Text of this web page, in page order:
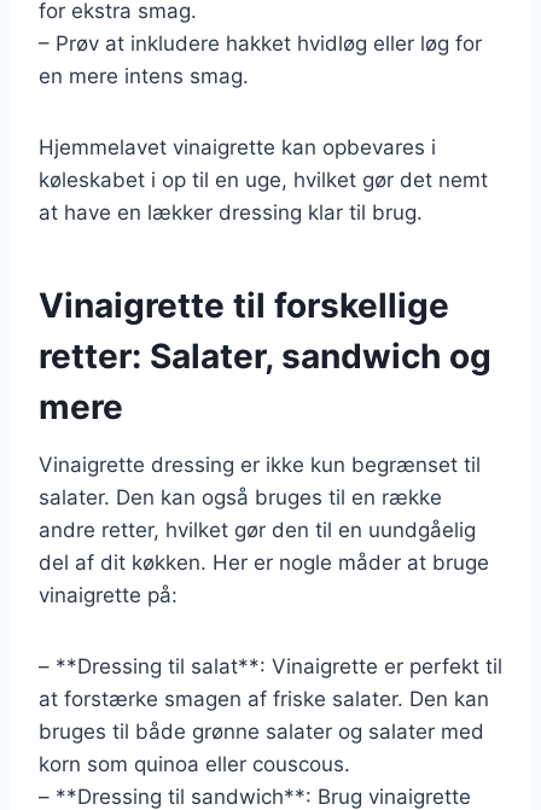
for ekstra smag.
– Prøv at inkludere hakket hvidløg eller løg for
en mere intens smag.
Hjemmelavet vinaigrette kan opbevares i
køleskabet i op til en uge, hvilket gør det nemt
at have en lækker dressing klar til brug.
Vinaigrette til forskellige
retter: Salater, sandwich og
mere
Vinaigrette dressing er ikke kun begrænset til
salater. Den kan også bruges til en række
andre retter, hvilket gør den til en uundgåelig
del af dit køkken. Her er nogle måder at bruge
vinaigrette på:
– **Dressing til salat**: Vinaigrette er perfekt til
at forstærke smagen af friske salater. Den kan
bruges til både grønne salater og salater med
korn som quinoa eller couscous.
– **Dressing til sandwich**: Brug vinaigrette